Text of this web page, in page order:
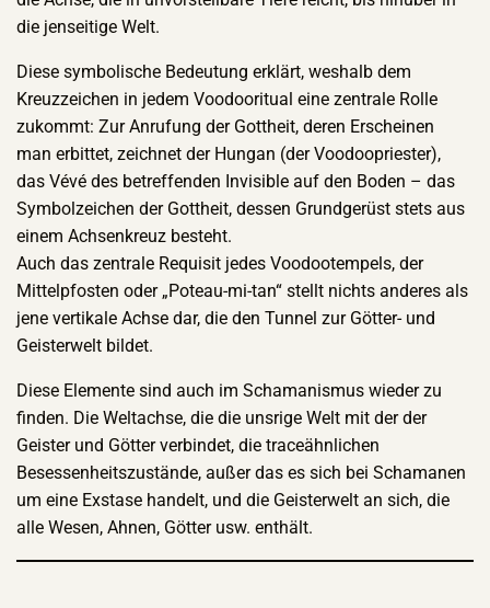
die jenseitige Welt.
Diese symbolische Bedeutung erklärt, weshalb dem
Kreuzzeichen in jedem Voodooritual eine zentrale Rolle
zukommt: Zur Anrufung der Gottheit, deren Erscheinen
man erbittet, zeichnet der Hungan (der Voodoopriester),
das Vévé des betreffenden Invisible auf den Boden – das
Symbolzeichen der Gottheit, dessen Grundgerüst stets aus
einem Achsenkreuz besteht.
Auch das zentrale Requisit jedes Voodootempels, der
Mittelpfosten oder „Poteau-mi-tan“ stellt nichts anderes als
jene vertikale Achse dar, die den Tunnel zur Götter- und
Geisterwelt bildet.
Diese Elemente sind auch im Schamanismus wieder zu
finden. Die Weltachse, die die unsrige Welt mit der der
Geister und Götter verbindet, die traceähnlichen
Besessenheitszustände, außer das es sich bei Schamanen
um eine Exstase handelt, und die Geisterwelt an sich, die
alle Wesen, Ahnen, Götter usw. enthält.